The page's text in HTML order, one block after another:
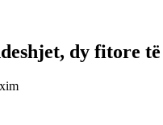
dy fitore